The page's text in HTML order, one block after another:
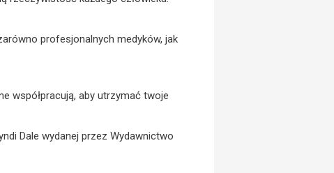
profesjonalnych medyków, jak
współpracują, aby utrzymać twoje
Dale wydanej przez Wydawnictwo